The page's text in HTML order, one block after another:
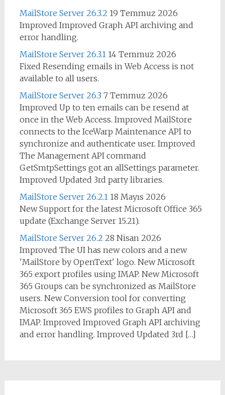
MailStore Server 26.3.2 19 Temmuz 2026
Improved Improved Graph API archiving and
error handling.
MailStore Server 26.3.1 14 Temmuz 2026
Fixed Resending emails in Web Access is not
available to all users.
MailStore Server 26.3 7 Temmuz 2026
Improved Up to ten emails can be resend at
once in the Web Access. Improved MailStore
connects to the IceWarp Maintenance API to
synchronize and authenticate user. Improved
The Management API command
GetSmtpSettings got an allSettings parameter.
Improved Updated 3rd party libraries.
MailStore Server 26.2.1 18 Mayıs 2026
New Support for the latest Microsoft Office 365
update (Exchange Server 15.21).
MailStore Server 26.2 28 Nisan 2026
Improved The UI has new colors and a new
'MailStore by OpenText' logo. New Microsoft
365 export profiles using IMAP. New Microsoft
365 Groups can be synchronized as MailStore
users. New Conversion tool for converting
Microsoft 365 EWS profiles to Graph API and
IMAP. Improved Improved Graph API archiving
and error handling. Improved Updated 3rd […]